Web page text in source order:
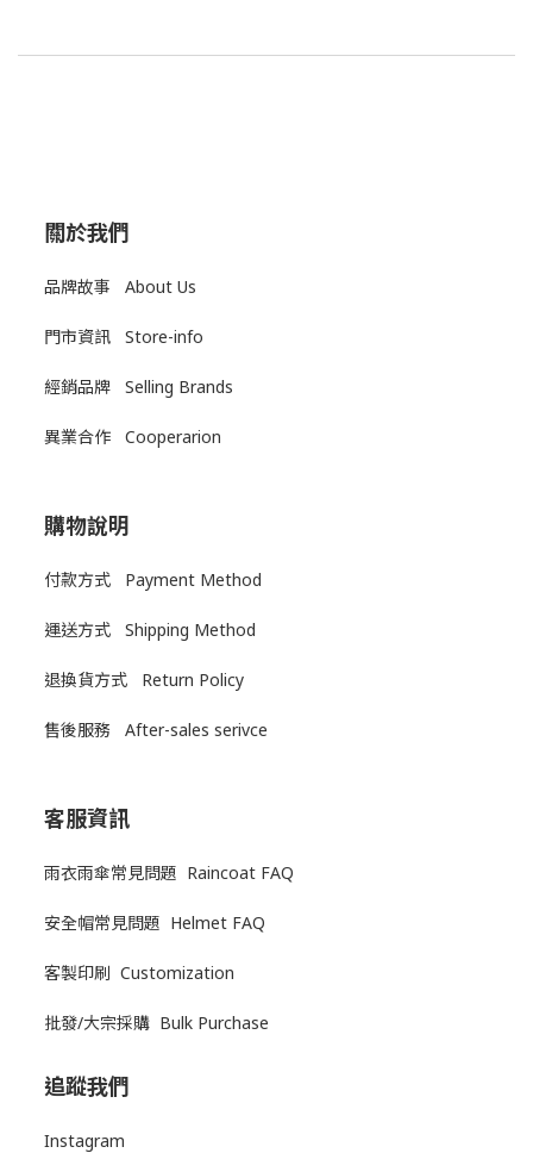
關於我們
品牌故事 About Us
門市資訊 Store-info
經銷品牌 Selling Brands
異業合作 Cooperarion
購物說明
付款方式 Payment Method
運送方式 Shipping Method
退換貨方式 Return Policy
售後服務 After-sales serivce
客服資訊
雨衣雨傘常見問題 Raincoat FAQ
安全帽常見問題 Helmet FAQ
客製印刷 Customization
批發/大宗採購 Bulk Purchase
追蹤我們
Instagram